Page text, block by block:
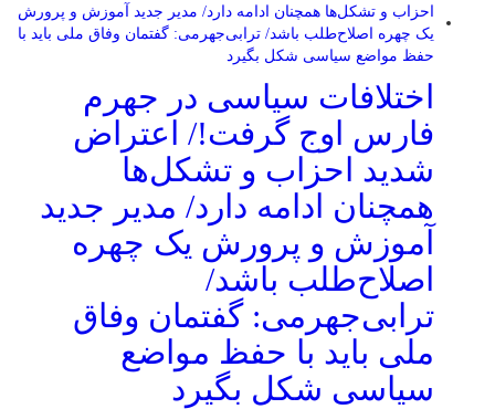
اختلافات سیاسی در جهرم
فارس اوج گرفت!/ اعتراض
شدید احزاب و تشکل‌ها
همچنان ادامه دارد/ مدیر جدید
آموزش و پرورش یک چهره
اصلاح‌طلب باشد/
ترابی‌جهرمی: گفتمان وفاق
ملی باید با حفظ مواضع
سیاسی شکل بگیرد